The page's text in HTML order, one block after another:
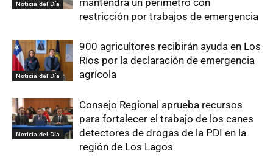
Noticia del Día
restricción por trabajos de emergencia
Noticia del Día
900 agricultores recibirán ayuda en Los
Ríos por la declaración de emergencia
agrícola
Noticia del Día
Consejo Regional aprueba recursos
para fortalecer el trabajo de los canes
detectores de drogas de la PDI en la
región de Los Lagos